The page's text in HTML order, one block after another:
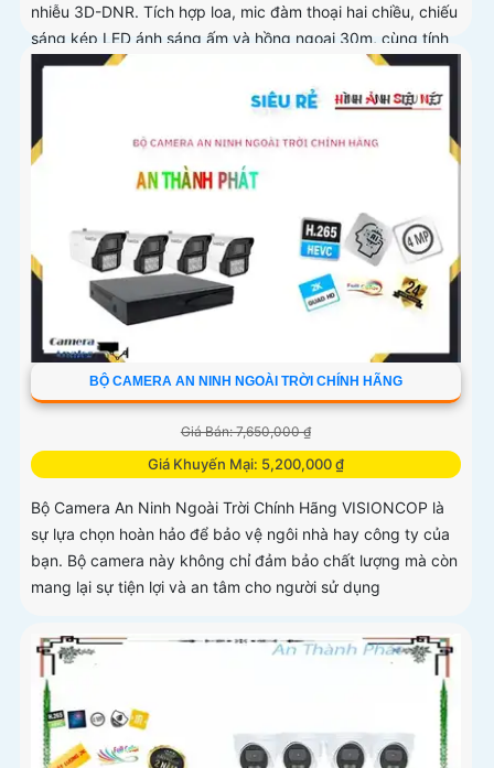
nhiễu 3D-DNR. Tích hợp loa, mic đàm thoại hai chiều, chiếu
sáng kép LED ánh sáng ấm và hồng ngoại 30m, cùng tính
năng phát hiện con người, giúp giám sát hiệu quả ngày
BỘ CAMERA AN NINH NGOÀI TRỜI CHÍNH HÃNG
Giá Bán: 7,650,000 ₫
Giá Khuyến Mại: 5,200,000 ₫
Bộ Camera An Ninh Ngoài Trời Chính Hãng VISIONCOP là
sự lựa chọn hoàn hảo để bảo vệ ngôi nhà hay công ty của
bạn. Bộ camera này không chỉ đảm bảo chất lượng mà còn
mang lại sự tiện lợi và an tâm cho người sử dụng